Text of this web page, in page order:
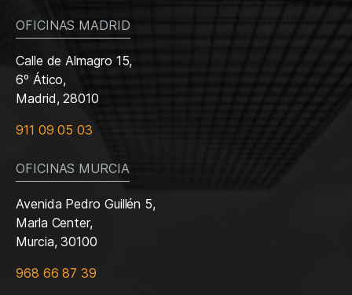
OFICINAS MADRID
Calle de Almagro 15,
6º Ático,
Madrid, 28010
911 09 05 03
OFICINAS MURCIA
Avenida Pedro Guillén 5,
Marla Center,
Murcia, 30100
968 66 87 39